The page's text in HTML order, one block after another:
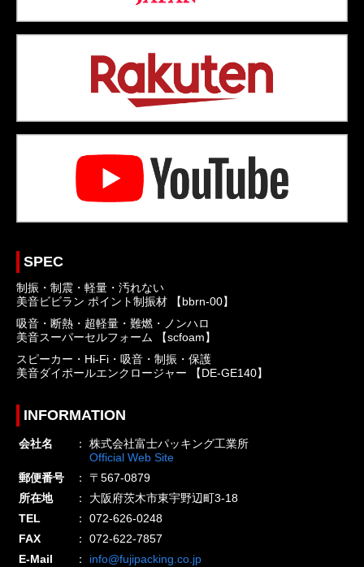
SPEC
制振・制震・軽量・汚れない
美音ビビラン ポイント制振材 【bbrn-00】
吸音・断熱・超軽量・難燃・ノンハロ
美音スーパーセルフォーム 【scfoam】
スピーカー・Hi-Fi・吸音・制振・保護
美音ダイポールエンクロージャー 【DE-GE140】
INFORMATION
会社名 ：
株式会社富士パッキング工業所
Official Web Site
郵便番号
：
〒567-0879
所在地
：
大阪府茨木市東宇野辺町3-18
TEL
：
072-626-0248
FAX
：
072-622-7857
E-Mail
： info@fujipacking.co.jp